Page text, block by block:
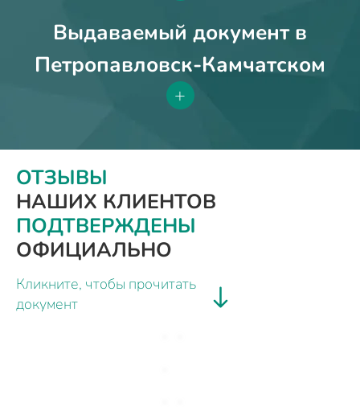
Выдаваемый документ в
Петропавловск-Камчатском
+
ОТЗЫВЫ
НАШИХ КЛИЕНТОВ
ПОДТВЕРЖДЕНЫ
ОФИЦИАЛЬНО
Кликните, чтобы прочитать
документ